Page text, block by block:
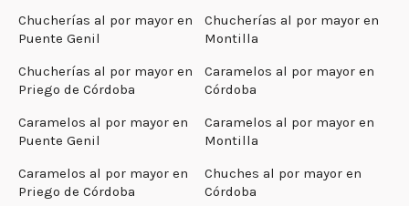
Chucherías al por mayor en
Puente Genil
Chucherías al por mayor en
Montilla
Chucherías al por mayor en
Priego de Córdoba
Caramelos al por mayor en
Córdoba
Caramelos al por mayor en
Puente Genil
Caramelos al por mayor en
Montilla
Caramelos al por mayor en
Priego de Córdoba
Chuches al por mayor en
Córdoba